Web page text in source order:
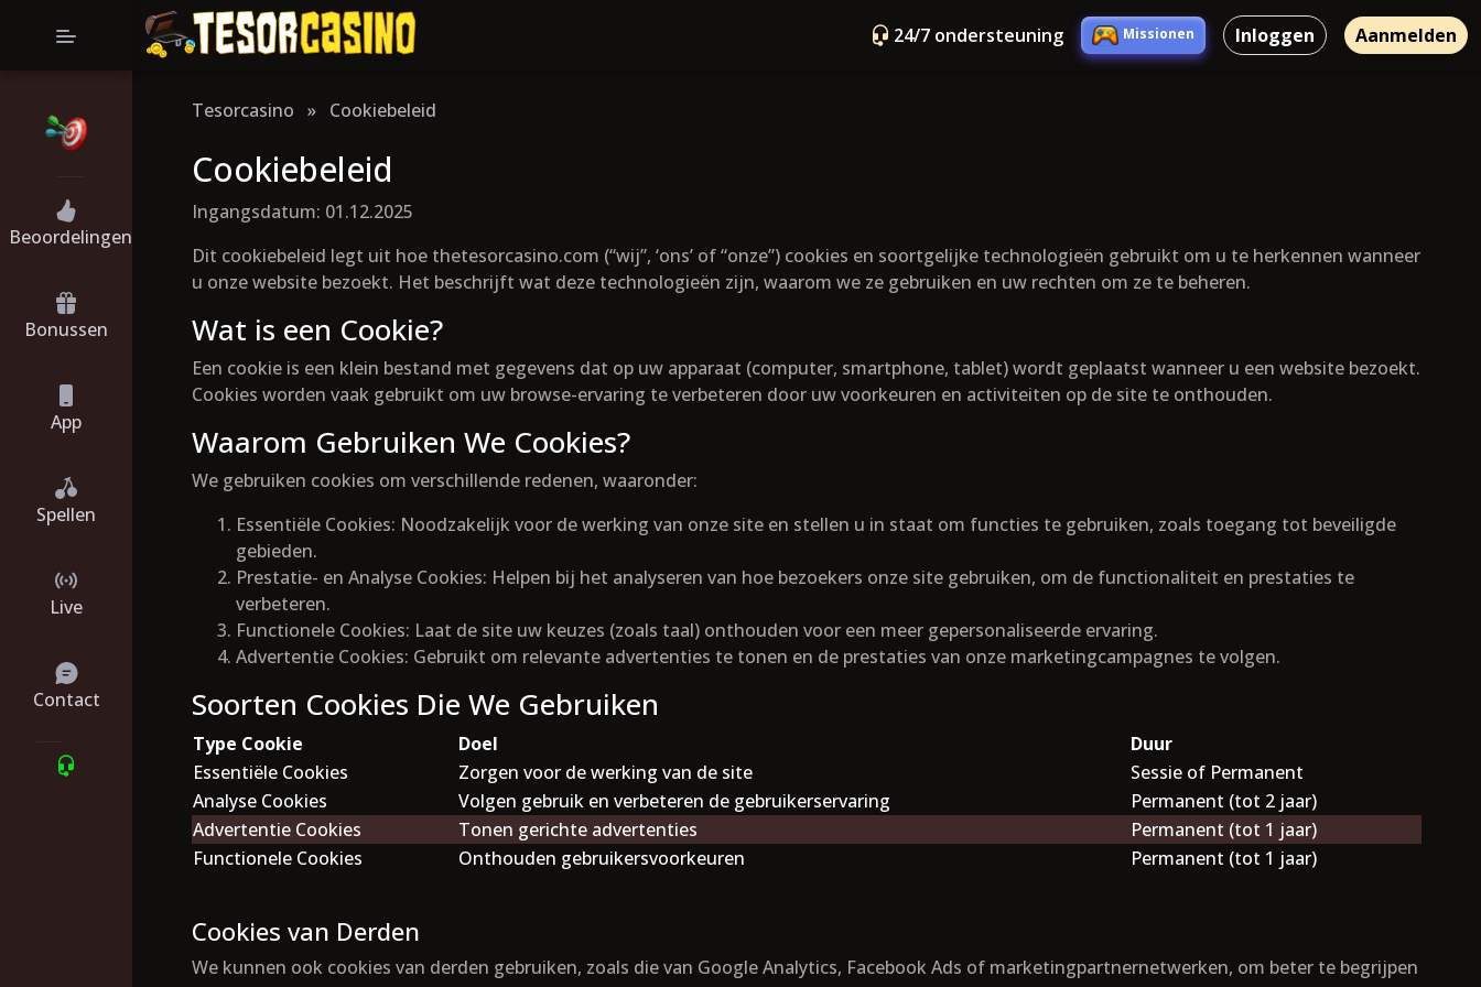
Beoordelingen
Bonussen
App
Spellen
Live
Contact
24/7 ondersteuning Missionen Inloggen Aanmelden
Tesorcasino » Cookiebeleid
Cookiebeleid
Ingangsdatum: 01.12.2025
Dit cookiebeleid legt uit hoe thetesorcasino.com (“wij”, ‘ons’ of “onze”) cookies en soortgelijke technologieën gebruikt om u te herkennen wanneer
u onze website bezoekt. Het beschrijft wat deze technologieën zijn, waarom we ze gebruiken en uw rechten om ze te beheren.
Wat is een Cookie?
Een cookie is een klein bestand met gegevens dat op uw apparaat (computer, smartphone, tablet) wordt geplaatst wanneer u een website bezoekt.
Cookies worden vaak gebruikt om uw browse-ervaring te verbeteren door uw voorkeuren en activiteiten op de site te onthouden.
Waarom Gebruiken We Cookies?
We gebruiken cookies om verschillende redenen, waaronder:
Essentiële Cookies: Noodzakelijk voor de werking van onze site en stellen u in staat om functies te gebruiken, zoals toegang tot beveiligde
gebieden.
Prestatie- en Analyse Cookies: Helpen bij het analyseren van hoe bezoekers onze site gebruiken, om de functionaliteit en prestaties te
verbeteren.
Functionele Cookies: Laat de site uw keuzes (zoals taal) onthouden voor een meer gepersonaliseerde ervaring.
Advertentie Cookies: Gebruikt om relevante advertenties te tonen en de prestaties van onze marketingcampagnes te volgen.
Soorten Cookies Die We Gebruiken
Type Cookie Doel
Duur
Essentiële Cookies
Zorgen voor de werking van de site
Sessie of Permanent
Analyse Cookies
Volgen gebruik en verbeteren de gebruikerservaring
Permanent (tot 2 jaar)
Advertentie Cookies
Tonen gerichte advertenties
Permanent (tot 1 jaar)
Functionele Cookies
Onthouden gebruikersvoorkeuren Permanent (tot 1 jaar)
Cookies van Derden
We kunnen ook cookies van derden gebruiken, zoals die van Google Analytics, Facebook Ads of marketingpartnernetwerken, om beter te begrijpen